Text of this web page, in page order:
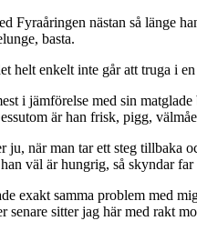
Fyraåringen nästan så länge
basta.
helt enkelt inte går att truga i
i jämförelse med sin
är han frisk, pigg,
ju, när man tar ett steg
väl är hungrig, så skyndar
exakt samma problem med
senare sitter jag här med rakt